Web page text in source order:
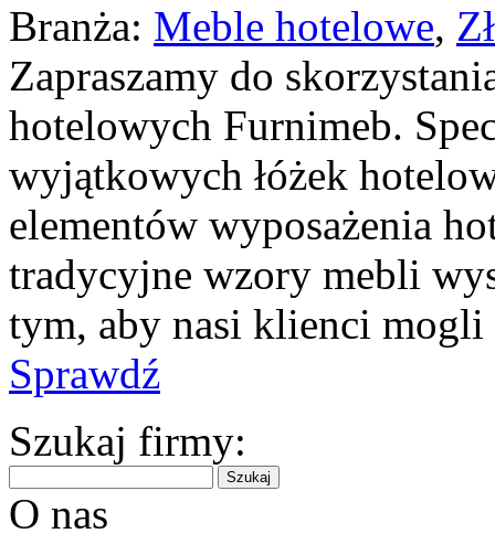
Branża: Meble hotelowe,
Zapraszamy do
hotelowych Furnimeb.
wyjątkowych łóżek
elementów wyposażenia
tradycyjne wzory mebli
tym, aby nasi klienci mogli
Sprawdź
Szukaj firmy:
O nas